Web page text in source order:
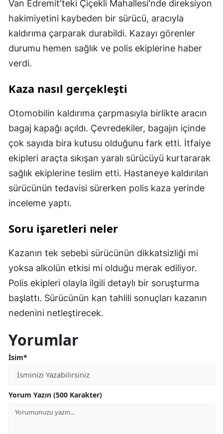
Van Edremit'teki Çiçekli Mahallesi'nde direksiyon
hakimiyetini kaybeden bir sürücü, aracıyla
kaldırıma çarparak durabildi. Kazayı görenler
durumu hemen sağlık ve polis ekiplerine haber
verdi.
Kaza nasıl gerçekleşti
Otomobilin kaldırıma çarpmasıyla birlikte aracın
bagaj kapağı açıldı. Çevredekiler, bagajın içinde
çok sayıda bira kutusu olduğunu fark etti. İtfaiye
ekipleri araçta sıkışan yaralı sürücüyü kurtararak
sağlık ekiplerine teslim etti. Hastaneye kaldırılan
sürücünün tedavisi sürerken polis kaza yerinde
inceleme yaptı.
Soru işaretleri neler
Kazanın tek sebebi sürücünün dikkatsizliği mi
yoksa alkolün etkisi mi olduğu merak ediliyor.
Polis ekipleri olayla ilgili detaylı bir soruşturma
başlattı. Sürücünün kan tahlili sonuçları kazanın
nedenini netleştirecek.
Yorumlar
İsim*
Yorum Yazın (500 Karakter)